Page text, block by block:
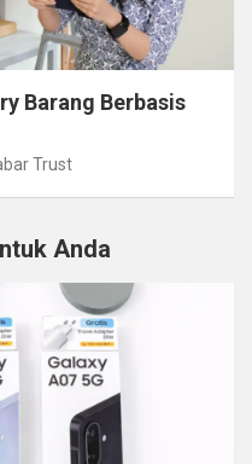
Barang Berbasis
Trust
Anda